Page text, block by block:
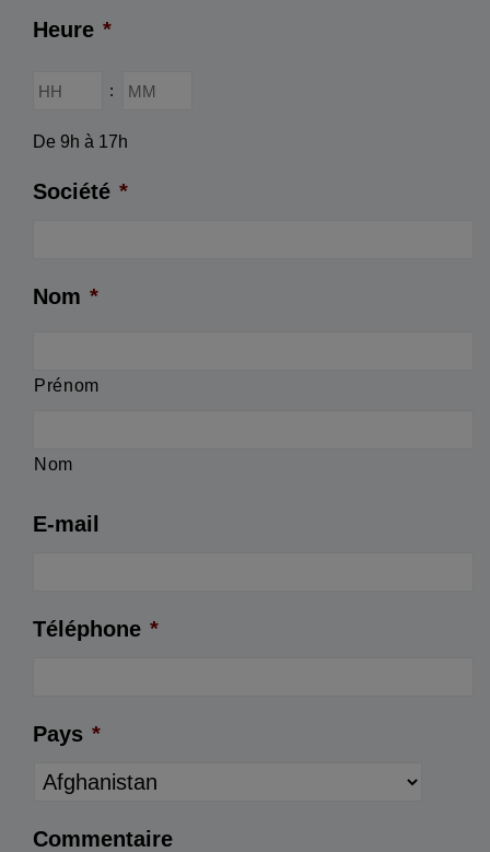
slash
Heure *
:
Heures Minutes
De 9h à 17h
Société *
Nom *
Prénom
Nom
E-mail
Téléphone *
Pays *
Commentaire